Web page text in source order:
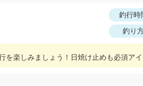
釣行時
釣り
を楽しみましょう！日焼け止めも必須アイ